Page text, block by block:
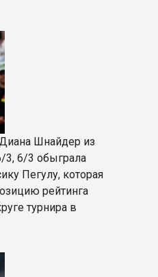
Шнайдер из
3, 6/3 обыграла
Пегулу, которая
рейтинга
турнира в